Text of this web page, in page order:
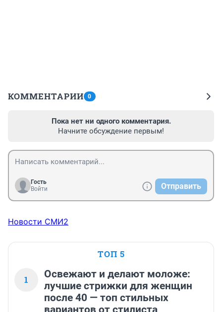
КОММЕНТАРИИ 0
Пока нет ни одного комментария.
Начните обсуждение первым!
Гость
Войти
Отправить
Новости СМИ2
ТОП 5
1
Освежают и делают моложе:
лучшие стрижки для женщин
после 40 — топ стильных
вариантов от стилиста